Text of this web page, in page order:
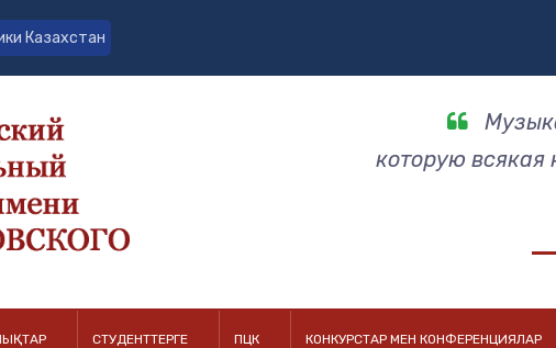
Казахстан
которую всякая
СТУДЕНТТЕРГЕ ПЦК КОНКУРСТАР МЕН КОНФЕРЕНЦИЯЛАР